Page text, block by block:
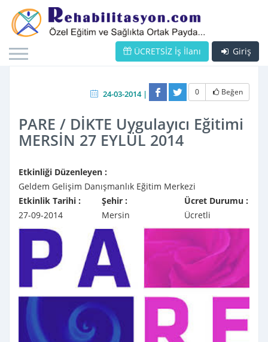
Giriş
ÜCRETSİZ İş İlanı
24-03-2014 | 0 Beğen
PARE / DİKTE Uygulayıcı Eğitimi
MERSİN 27 EYLÜL 2014
Etkinliği Düzenleyen :
Geldem Gelişim Danışmanlık Eğitim Merkezi
Etkinlik Tarihi :
27-09-2014
Şehir :
Mersin
Ücret Durumu :
Ücretli